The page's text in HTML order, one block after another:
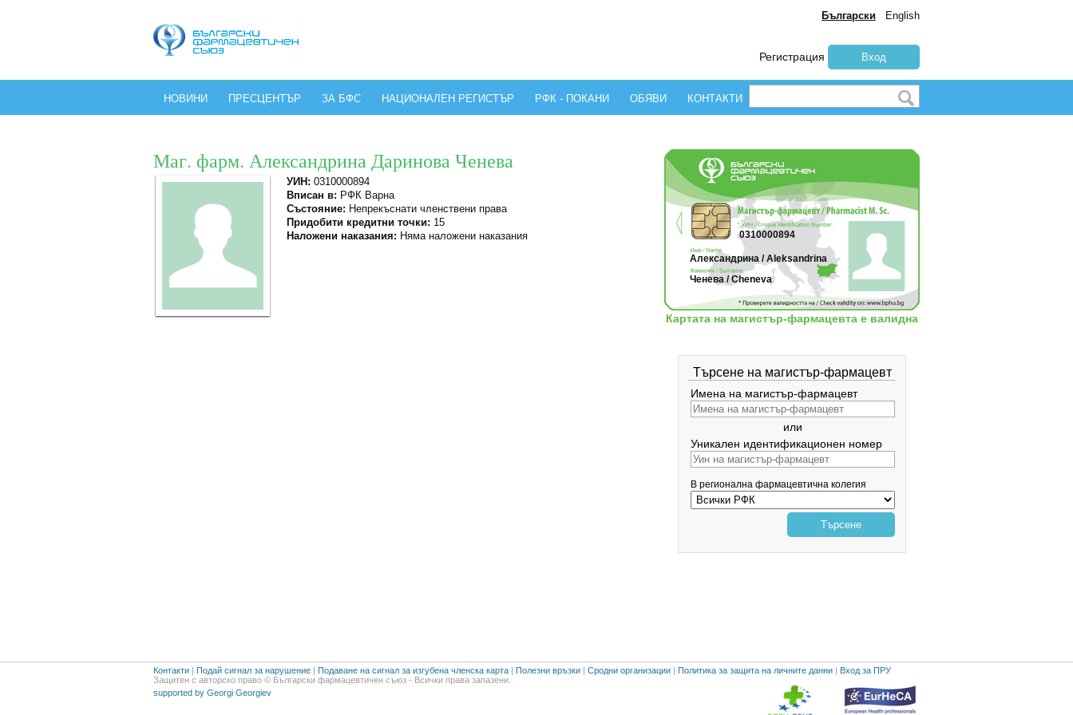
Български English
Регистрация Вход
НОВИНИ ПРЕСЦЕНТЪР ЗА БФС НАЦИОНАЛЕН РЕГИСТЪР РФК - ПОКАНИ ОБЯВИ КОНТАКТИ
Маг. фарм. Александрина Даринова Ченева
УИН: 0310000894
Вписан в: РФК Варна
Състояние: Непрекъснати членствени права
Придобити кредитни точки: 15
Наложени наказания: Няма наложени наказания 0310000894
Александрина / Aleksandrina
Ченева / Cheneva
Картата на магистър-фармацевта е валидна
Търсене на магистър-фармацевт
Имена на магистър-фармацевт
или
Уникален идентификационен номер
В регионална фармацевтична колегия
Търсене
Контакти | Подай сигнал за нарушение | Подаване на сигнал за изгубена членска карта | Полезни връзки | Сродни организации | Политика за защита на личните данни | Вход за ПРУ
Защитен с авторско право © Български фармацевтичен съюз - Всички права запазени.
supported by Georgi Georgiev